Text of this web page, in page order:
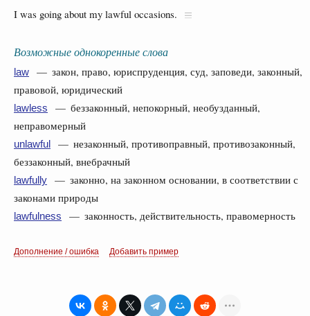
I was going about my lawful occasions.
Возможные однокоренные слова
law
— закон, право, юриспруденция, суд, заповеди, законный,
правовой, юридический
lawless
— беззаконный, непокорный, необузданный,
неправомерный
unlawful
— незаконный, противоправный, противозаконный,
беззаконный, внебрачный
lawfully
— законно, на законном основании, в соответствии с
законами природы
lawfulness — законность, действительность, правомерность
Дополнение / ошибка Добавить пример